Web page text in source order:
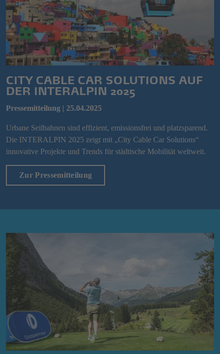
CITY CABLE CAR SOLUTIONS AUF
DER INTERALPIN 2025
Pressemitteilung | 25.04.2025
Urbane Seilbahnen sind effizient, emissionsfrei und platzsparend.
Die INTERALPIN 2025 zeigt mit „City Cable Car Solutions“
innovative Projekte und Trends für städtische Mobilität weltweit.
Zur Pressemitteilung